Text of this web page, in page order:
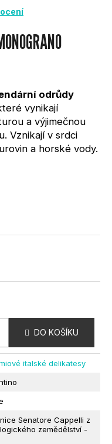
odrůdy
vynikají
a výjimečnou
Vznikají v srdci
a horské vody.
DO KOŠÍKU
italské delikatesy
Senatore Cappelli z
zemědělství -